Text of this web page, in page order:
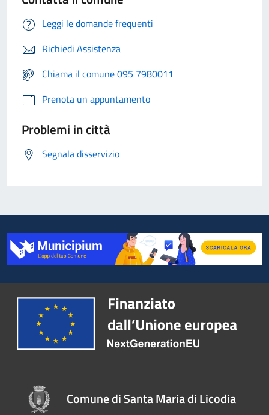
Leggi le domande frequenti
Richiedi Assistenza
Chiama il comune 095 7980011
Prenota un appuntamento
Problemi in città
Segnala disservizio
Comune di Santa Maria di Licodia